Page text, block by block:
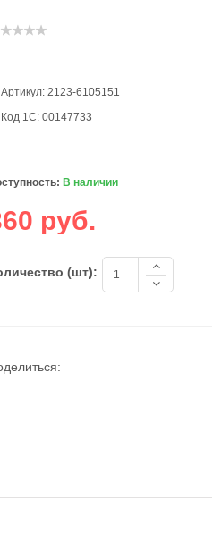
Артикул: 2123-6105151
Код 1С: 00147733
В наличии
руб.
(шт):